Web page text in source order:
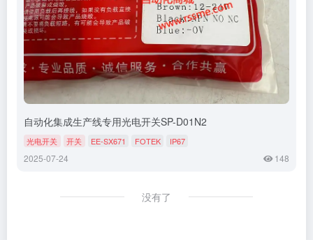
自动化集成生产线专用光电开关SP-D01N2
光电开关 开关 EE-SX671 FOTEK IP67
2025-07-24 148
没有了